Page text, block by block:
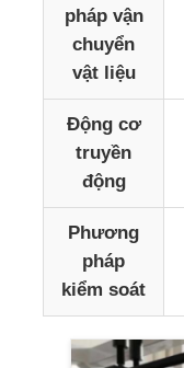
pháp vận
chuyển
vật liệu
Động cơ
truyền
động
Phương
pháp
kiểm soát